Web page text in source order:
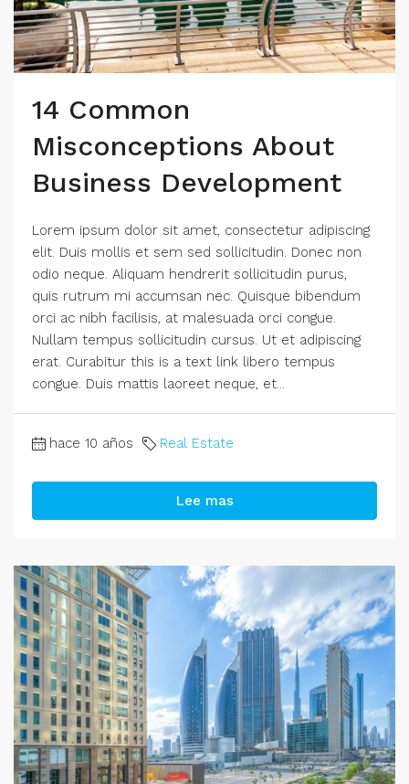
14 Common
Misconceptions About
Business Development
Lorem ipsum dolor sit amet, consectetur adipiscing
elit. Duis mollis et sem sed sollicitudin. Donec non
odio neque. Aliquam hendrerit sollicitudin purus,
quis rutrum mi accumsan nec. Quisque bibendum
orci ac nibh facilisis, at malesuada orci congue.
Nullam tempus sollicitudin cursus. Ut et adipiscing
erat. Curabitur this is a text link libero tempus
congue. Duis mattis laoreet neque, et...
hace 10 años Real Estate
Lee mas